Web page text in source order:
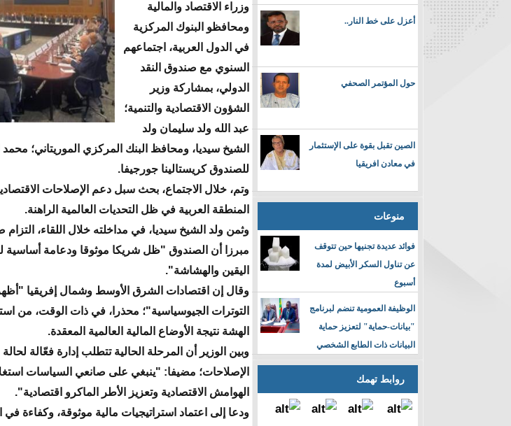
أعزل على خط النار..
حول المؤتمر الصحفي
الصين تقبل بقوة على الإستثمار
في معادن افريقيا
منوعات
فوائد عديدة تجنيها حين تتوقف
عن تناول السكر الأبيض لمدة
أسبوع
الوظيفة العمومية تنضم لبرنامج
"بيانات-حماية" لتعزيز حماية
البيانات ذات الطابع الشخصي
روابط تهمك
وزراء الاقتصاد والمالية
ومحافظو البنوك المركزية
في الدول العربية، اجتماعهم
السنوي مع صندوق النقد
الدولي، بمشاركة وزير
الشؤون الاقتصادية والتنمية؛
عبد الله ولد سليمان ولد
الشيخ سيديا، ومحافظ البنك المركزي الموريتاني؛ محمد
للصندوق كريستالينا جورجيفا.
وتم، خلال الاجتماع، بحث سبل دعم الإصلاحات
المنطقة العربية في ظل التحديات العالمية الراهنة.
وثمن ولد الشيخ سيديا، في مداخلته خلال اللقاء، التزام
مبرزا أن الصندوق "ظل شريكا موثوقا ودعامة أساسية
اليقين والهشاشة".
وقال إن اقتصادات الشرق الأوسط وشمال إفريقيا
التوترات الجيوسياسية"؛ محذرا، في ذات الوقت، من
الهشة نتيجة الأوضاع المالية العالمية المعقدة.
وبين الوزير أن المرحلة الحالية تتطلب إدارة فعّالة
الإصلاحات؛ مضيفا: "ينبغي على صانعي السياسات
الهوامش الاقتصادية وتعزيز الأطر الماكرو اقتصادية".
ودعا إلى اعتماد استراتيجيات مالية موثوقة، وكفاءة في